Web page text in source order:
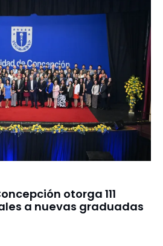
otorga 111
a nuevas graduadas